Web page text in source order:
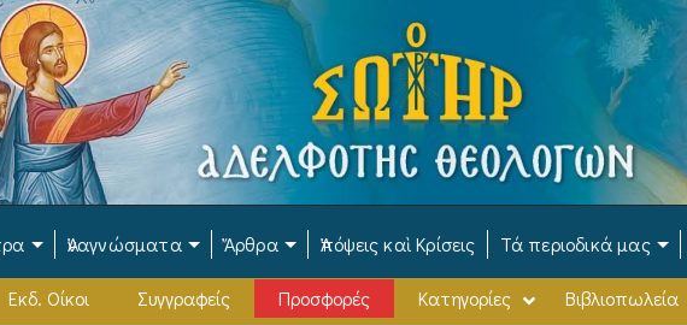
Ἀναγνώσματα Ἄρθρα Ἀπόψεις καὶ Κρίσεις Τά περιοδικά μας
Εκδ. Οίκοι Συγγραφείς Προσφορές Κατηγορίες Βιβλιοπωλεία